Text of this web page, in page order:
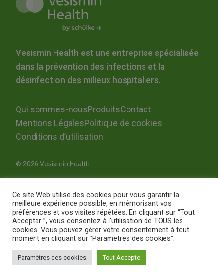
Vesismin Health est une entreprise spécialisée
dans la prévention des infections et la
désinfection des milieux hospitaliers.
Qui sommes-nousProduitsContact
Mentions LégalesPolitique de cookies
Conditions d’utilisation
© 2026 Vesismin Health
Ce site Web utilise des cookies pour vous garantir la
meilleure expérience possible, en mémorisant vos
préférences et vos visites répétées. En cliquant sur “Tout
Accepter ”, vous consentez à l'utilisation de TOUS les
cookies. Vous pouvez gérer votre consentement à tout
moment en cliquant sur "Paramètres des cookies".
Paramètres des cookies Tout Accepte